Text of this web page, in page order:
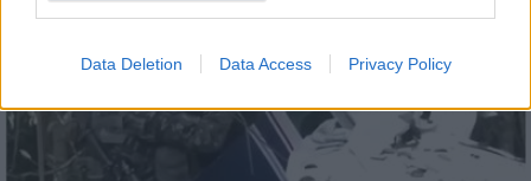
Data Deletion Data Access Privacy Policy